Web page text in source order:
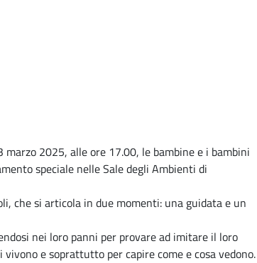
2025, alle ore 17.00, le bambine e i bambini
speciale nelle Sale degli Ambienti di
che si articola in due momenti: una guidata e un
nei loro panni per provare ad imitare il loro
e soprattutto per capire come e cosa vedono.